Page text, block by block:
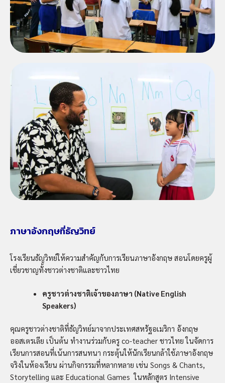
ภาษาอังกฤษที่ธัญวิทย์
โรงเรียนธัญวิทย์ให้ความสำคัญกับการเรียนภาษาอังกฤษ สอนโดยครูผู้
เชี่ยวชาญทั้งชาวต่างชาติและชาวไทย
ครูชาวต่างชาติเจ้าของภาษา (Native English
Speakers)
คุณครูชาวต่างชาติที่ธัญวิทย์มาจากประเทศสหรัฐอเมริกา อังกฤษ
ออสเตรเลีย เป็นต้น ทำงานร่วมกับครู co-teacher ชาวไทย ในจัดการ
เรียนการสอนที่เน้นการสนทนา กระตุ้นให้นักเรียนกล้าใช้ภาษาอังกฤษ
จริงในห้องเรียน ผ่านกิจกรรมที่หลากหลาย เช่น Songs & Chants,
Storytelling และ Educational Gamesในหลักสูตร Intensive